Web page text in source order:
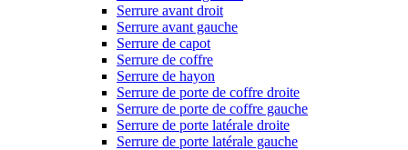
Serrure avant droit
Serrure avant gauche
Serrure de capot
Serrure de coffre
Serrure de hayon
Serrure de porte de coffre droite
Serrure de porte de coffre gauche
Serrure de porte latérale droite
Serrure de porte latérale gauche